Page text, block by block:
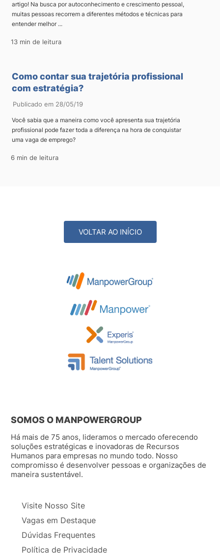
artigo! Na busca por autoconhecimento e crescimento pessoal,
muitas pessoas recorrem a diferentes métodos e técnicas para
entender melhor ...
13 min de leitura
Como contar sua trajetória profissional
com estratégia?
Publicado em 28/05/19
Você sabia que a maneira como você apresenta sua trajetória
profissional pode fazer toda a diferença na hora de conquistar
uma vaga de emprego?
6 min de leitura
VOLTAR AO INÍCIO
SOMOS O MANPOWERGROUP
Há mais de 75 anos, lideramos o mercado oferecendo
soluções estratégicas e inovadoras de Recursos
Humanos para empresas no mundo todo. Nosso
compromisso é desenvolver pessoas e organizações de
maneira sustentável.
Visite Nosso Site
Vagas em Destaque
Dúvidas Frequentes
Política de Privacidade